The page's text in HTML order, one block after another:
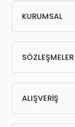
KURUMSAL
SÖZLEŞMELER
ALIŞVERİŞ